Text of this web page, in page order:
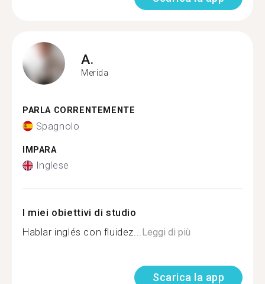
A.
Merida
PARLA CORRENTEMENTE
Spagnolo
IMPARA
Inglese
I miei obiettivi di studio
Hablar inglés con fluidez...Leggi di più
Scarica la app